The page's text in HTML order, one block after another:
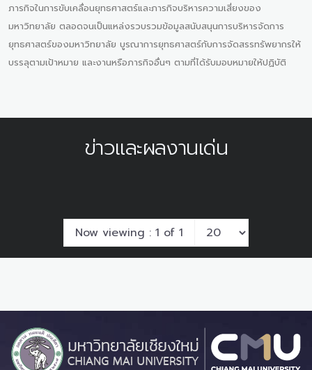
ภารกิจในการขับเคลื่อนยุทธศาสตร์และภารกิจบริหารความเสี่ยงของ
มหาวิทยาลัย ตลอดจนเป็นแหล่งรวบรวมข้อมูลสนับสนุนการบริหารจัดการ
ยุทธศาสตร์ของมหาวิทยาลัย บูรณาการยุทธศาสตร์กับการจัดสรรทรัพยากรให้
บรรลุตามเป้าหมาย และงานหรือภารกิจอื่นๆ ตามที่ได้รับมอบหมายให้ปฏิบัติ
ข่าวและผลงานเด่น
Now viewing : 1 of 1